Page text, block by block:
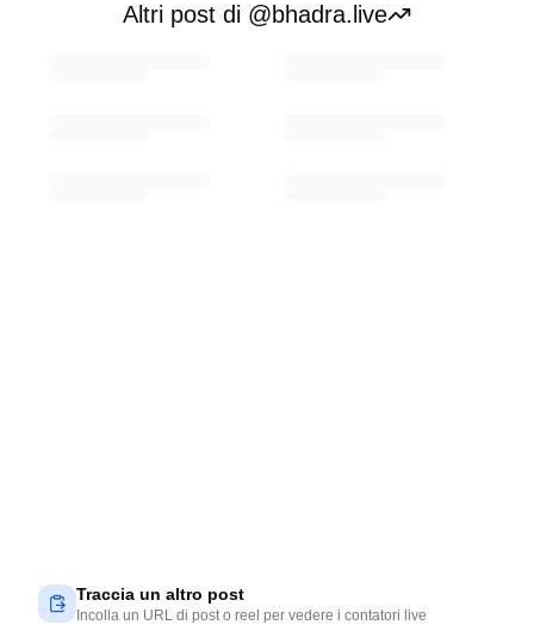
Altri post di @bhadra.live
Traccia un altro post
Incolla un URL di post o reel per vedere i contatori live